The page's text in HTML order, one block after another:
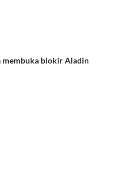
membuka blokir Aladin